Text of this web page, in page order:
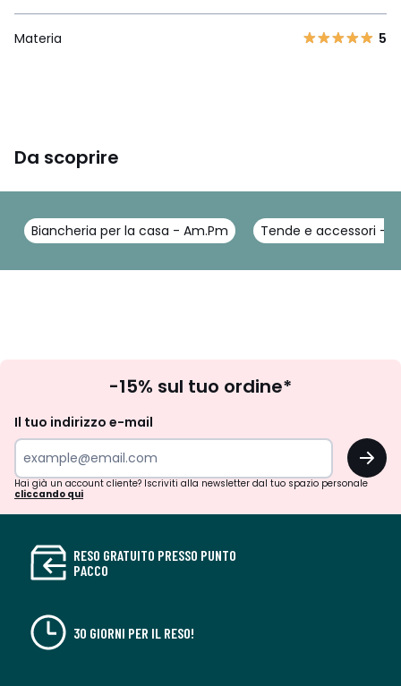
Materia 5
Da scoprire
Biancheria per la casa - Am.Pm Tende e accessori -
newsletter
-15% sul tuo ordine*
Il tuo indirizzo e-mail
OK
Hai già un account cliente? Iscriviti alla newsletter dal tuo spazio personale
cliccando qui
RESO GRATUITO PRESSO PUNTO
PACCO
30 GIORNI PER IL RESO!